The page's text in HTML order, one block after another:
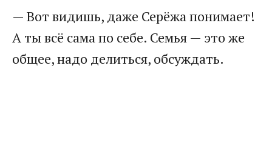
— Вот видишь, даже Серёжа понимает!
А ты всё сама по себе. Семья — это же
общее, надо делиться, обсуждать.